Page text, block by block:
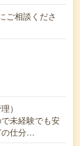
相談くださ
）
未経験でも安
の仕分…